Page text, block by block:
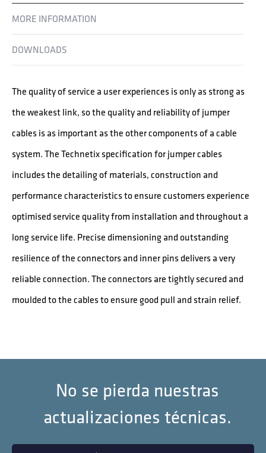
MORE INFORMATION
DOWNLOADS
The quality of service a user experiences is only as strong as
the weakest link, so the quality and reliability of jumper
cables is as important as the other components of a cable
system. The Technetix specification for jumper cables
includes the detailing of materials, construction and
performance characteristics to ensure customers experience
optimised service quality from installation and throughout a
long service life. Precise dimensioning and outstanding
resilience of the connectors and inner pins delivers a very
reliable connection. The connectors are tightly secured and
moulded to the cables to ensure good pull and strain relief.
No se pierda nuestras
actualizaciones técnicas.